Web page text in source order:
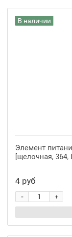
В наличии
Элемент
[щелочная, 364,
4 руб
+
-